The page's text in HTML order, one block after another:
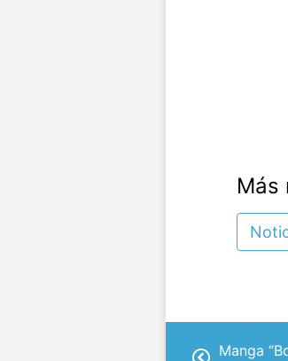
Más
Manga